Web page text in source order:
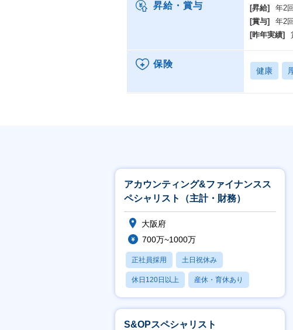
昇給・賞与 [昇給]
年2回
[賞与]
年2回
[昨年実績]
保険
健康
アカウンティング&ファイナンスス
ペシャリスト（主計・財務）
大阪府
700万~1000万
正社員採用 土日祝休み
休日120日以上 産休・育休あり
賞与あり
S&OPスペシャリスト